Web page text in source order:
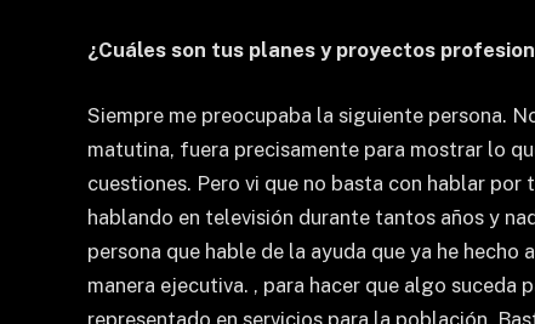
¿Cuáles son tus planes y proyectos
Siempre me preocupaba la siguiente persona.
matutina, fuera precisamente para mostrar lo
cuestiones. Pero vi que no basta con hablar
hablando en televisión durante tantos años y
persona que hable de la ayuda que ya he
manera ejecutiva. , para hacer que algo suceda
representado en servicios para la población.